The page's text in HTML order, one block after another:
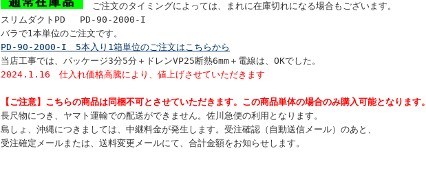
ご注文のタイミングによっては、まれに在庫切れになる場合もございます。
スリムダクトPD PD-90-2000-I
バラで1本単位のご注文です。
PD-90-2000-I 5本入り1箱単位のご注文はこちらから
当店工事では、パッケージ3分5分＋ドレンVP25断熱6mm＋電線は、OKでした。
2024.1.16 仕入れ価格高騰により、値上げさせていただきます
【ご注意】こちらの商品は同梱不可とさせていただきます。この商品単体の場合のみ購入可能となります。
長尺物につき、ヤマト運輸での配送ができません。佐川急便の利用となります。
島しょ、沖縄につきましては、中継料金が発生します。受注確認（自動送信メール）のあと、
受注確定メールまたは、送料変更メールにて、合計金額をお知らせします。